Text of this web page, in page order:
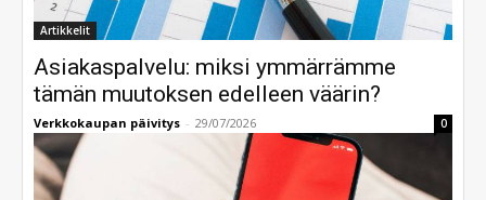
Artikkelit
Asiakaspalvelu: miksi ymmärrämme
tämän muutoksen edelleen väärin?
Verkkokaupan päivitys - 29/07/2026 0